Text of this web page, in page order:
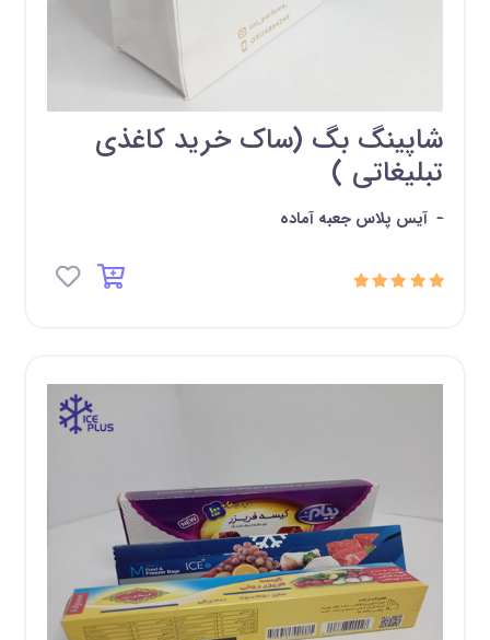
شاپینگ بگ (ساک خرید کاغذی
تبلیغاتی )
- آیس پلاس جعبه آماده